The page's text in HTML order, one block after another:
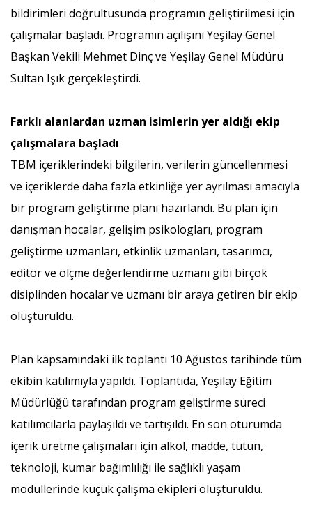
bildirimleri doğrultusunda programın geliştirilmesi için
çalışmalar başladı. Programın açılışını Yeşilay Genel
Başkan Vekili Mehmet Dinç ve Yeşilay Genel Müdürü
Sultan Işık gerçekleştirdi.
Farklı alanlardan uzman isimlerin yer aldığı ekip
çalışmalara başladı
TBM içeriklerindeki bilgilerin, verilerin güncellenmesi
ve içeriklerde daha fazla etkinliğe yer ayrılması amacıyla
bir program geliştirme planı hazırlandı. Bu plan için
danışman hocalar, gelişim psikologları, program
geliştirme uzmanları, etkinlik uzmanları, tasarımcı,
editör ve ölçme değerlendirme uzmanı gibi birçok
disiplinden hocalar ve uzmanı bir araya getiren bir ekip
oluşturuldu.
Plan kapsamındaki ilk toplantı 10 Ağustos tarihinde tüm
ekibin katılımıyla yapıldı. Toplantıda, Yeşilay Eğitim
Müdürlüğü tarafından program geliştirme süreci
katılımcılarla paylaşıldı ve tartışıldı. En son oturumda
içerik üretme çalışmaları için alkol, madde, tütün,
teknoloji, kumar bağımlılığı ile sağlıklı yaşam
modüllerinde küçük çalışma ekipleri oluşturuldu.